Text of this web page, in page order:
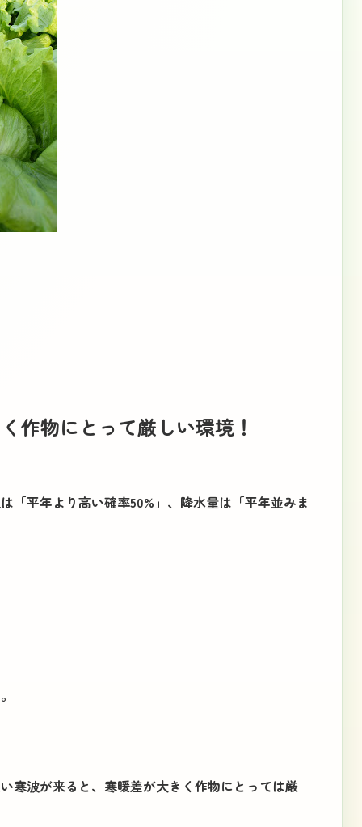
物にとって厳しい環境！
「平年より高い確率50%」、降水量は「平年並みま
寒波が来ると、寒暖差が大きく作物にとっては厳